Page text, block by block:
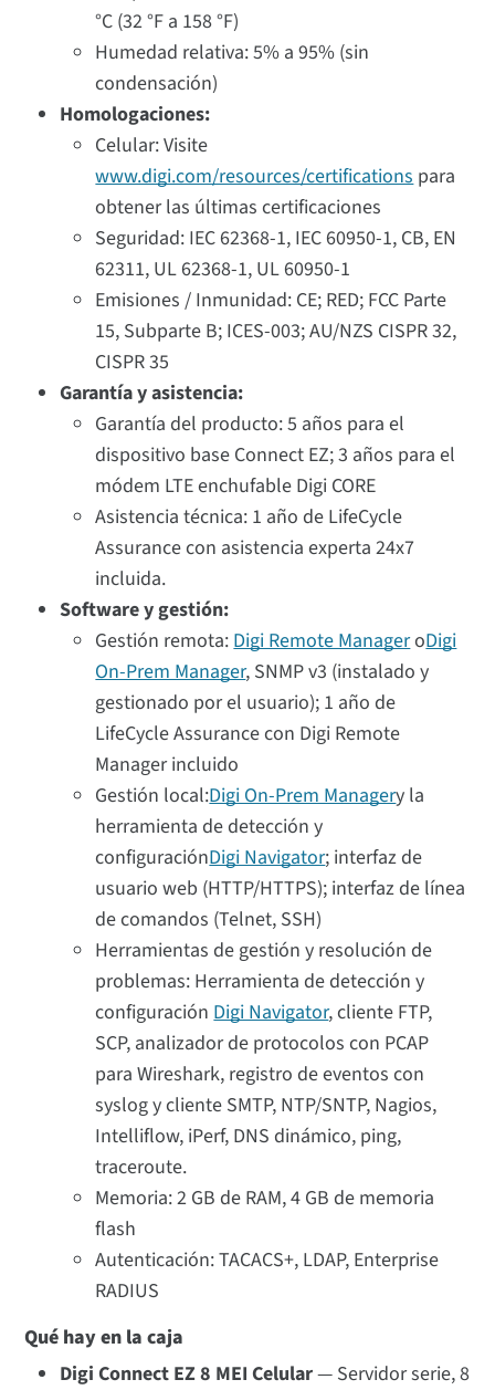
°C (32 °F a 158 °F)
Humedad relativa: 5% a 95% (sin
condensación)
Homologaciones:
Celular: Visite
www.digi.com/resources/certificationspara
obtener las últimas certificaciones
Seguridad: IEC 62368-1, IEC 60950-1, CB, EN
62311, UL 62368-1, UL 60950-1
Emisiones / Inmunidad: CE; RED; FCC Parte
15, Subparte B; ICES-003; AU/NZS CISPR 32,
CISPR 35
Garantía y asistencia:
Garantía del producto: 5 años para el
dispositivo base Connect EZ; 3 años para el
módem LTE enchufable Digi CORE
Asistencia técnica: 1 año de LifeCycle
Assurance con asistencia experta 24x7
incluida.
Software y gestión:
Gestión remota:Digi Remote ManageroDigi
On-Prem Manager, SNMP v3 (instalado y
gestionado por el usuario); 1 año de
LifeCycle Assurance con Digi Remote
Manager incluido
Gestión local:Digi On-Prem Managery la
herramienta de detección y
configuraciónDigi Navigator; interfaz de
usuario web (HTTP/HTTPS); interfaz de línea
de comandos (Telnet, SSH)
Herramientas de gestión y resolución de
problemas: Herramienta de detección y
configuraciónDigi Navigator, cliente FTP,
SCP, analizador de protocolos con PCAP
para Wireshark, registro de eventos con
syslog y cliente SMTP, NTP/SNTP, Nagios,
Intelliflow, iPerf, DNS dinámico, ping,
traceroute.
Memoria: 2 GB de RAM, 4 GB de memoria
flash
Autenticación: TACACS+, LDAP, Enterprise
RADIUS
Qué hay en la caja
Digi Connect EZ 8 MEI Celular— Servidor serie, 8